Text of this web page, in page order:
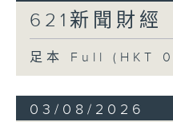
621新聞財經
足本 Full (HKT
03/08/2026